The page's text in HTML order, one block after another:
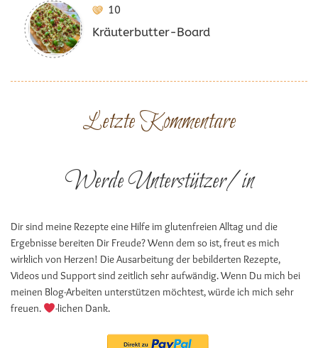
10
Kräuterbutter-Board
Letzte Kommentare
Werde Unterstützer/in
Dir sind meine Rezepte eine Hilfe im glutenfreien Alltag und die
Ergebnisse bereiten Dir Freude? Wenn dem so ist, freut es mich
wirklich von Herzen! Die Ausarbeitung der bebilderten Rezepte,
Videos und Support sind zeitlich sehr aufwändig. Wenn Du mich bei
meinen Blog-Arbeiten unterstützen möchtest, würde ich mich sehr
freuen.
-lichen Dank.